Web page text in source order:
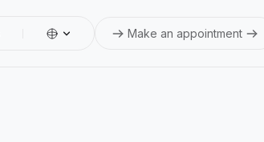
Make an appointment